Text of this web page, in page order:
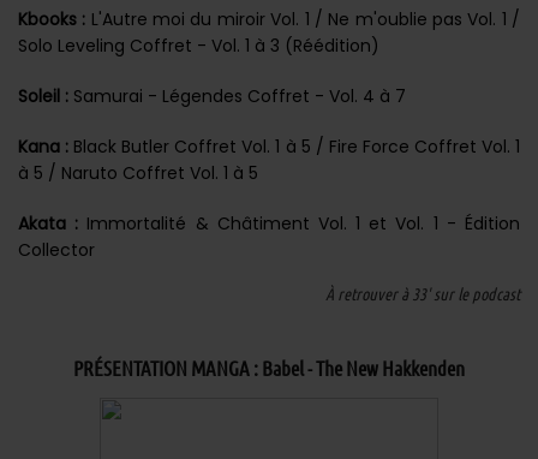
Kbooks : L'Autre moi du miroir Vol. 1 / Ne m'oublie pas Vol. 1 /
Solo Leveling Coffret - Vol. 1 à 3 (Réédition)
Soleil : Samurai - Légendes Coffret - Vol. 4 à 7
Kana : Black Butler Coffret Vol. 1 à 5 / Fire Force Coffret Vol. 1
à 5 / Naruto Coffret Vol. 1 à 5
Akata : Immortalité & Châtiment Vol. 1 et Vol. 1 - Édition
Collector
À retrouver à 33' sur le podcast
PRÉSENTATION MANGA : Babel - The New Hakkenden